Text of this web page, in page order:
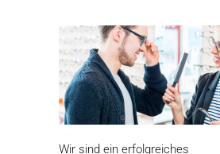
Wir sind ein erfolgreiches